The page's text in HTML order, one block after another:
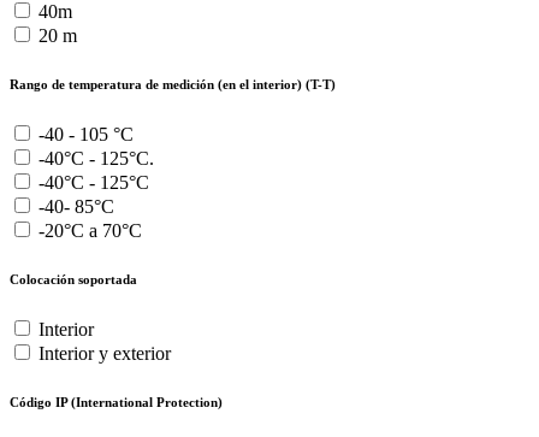
40m
20 m
Rango de temperatura de medición (en el interior) (T-T)
-40 - 105 °C
-40°C - 125°C.
-40°C - 125°C
-40- 85°C
-20°C a 70°C
Colocación soportada
Interior
Interior y exterior
Código IP (International Protection)